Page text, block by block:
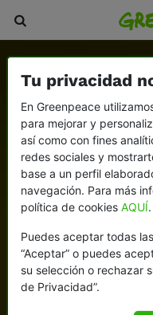
Tu privacidad
En Greenpeace
para mejorar y
así como con fines
redes sociales y
base a un perfil
navegación. Para más
política de cookies AQUÍ.
Puedes aceptar todas
“Aceptar” o puedes
su selección o rechazar
de Privacidad”.